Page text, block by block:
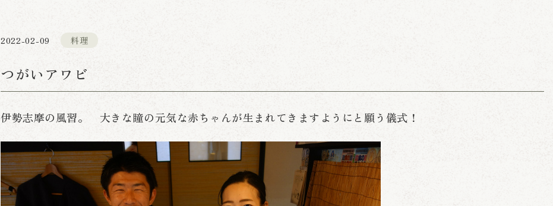
2022-02-09 料理
つがいアワビ
伊勢志摩の風習。 大きな瞳の元気な赤ちゃんが生まれてきますようにと願う儀式！